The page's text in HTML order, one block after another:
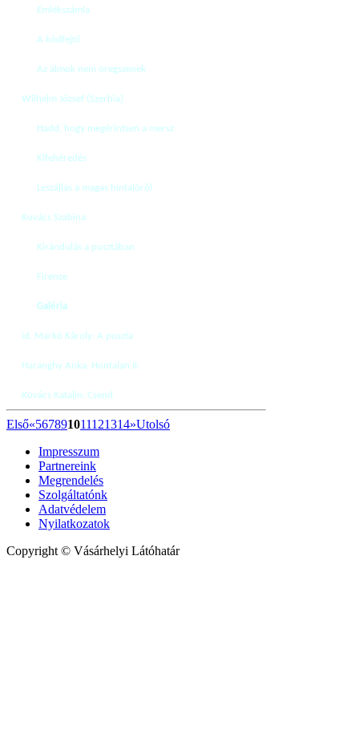
Emlékszámla
A kódfejtő
Az álmok nem öregszenek
Wilhelm József (Szerbia)
Hadd, hogy megérintsen a mersz
Kifehéredés
Leszállás a magas hintalóról
Kovács Szabina
Kirándulás a pusztában
Firenze
Galéria
id. Markó Károly: A puszta
Haranghy Anka: Hontalan II.
Kovács Katalin: Csend
Első«567891011121314»Utolsó
Impresszum
Partnereink
Megrendelés
Szolgáltatónk
Adatvédelem
Nyilatkozatok
Copyright © Vásárhelyi Látóhatár